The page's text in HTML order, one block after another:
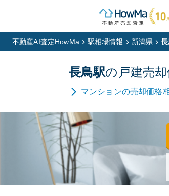
不動産AI査定HowMa 駅相場情報 新潟県
長鳥駅の 戸建売
マンションの売却価格